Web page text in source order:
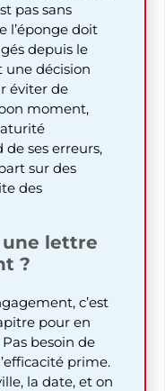
pas sans
l’éponge doit
depuis le
une décision
éviter de
bon moment,
ses erreurs,
sur des
des
lettre
?
c’est
pour en
besoin de
prime.
la date, et on